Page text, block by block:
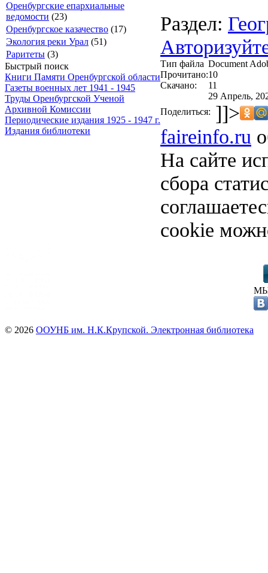
Оренбургские епархиальные
ведомости (23)
Оренбургское казачество (17)
Экология реки Урал (51)
Раритеты (3)
Быстрый поиск
Книги Памяти Оренбургской области
Газеты военных лет 1941 - 1945
Труды Оренбургской Ученой
Архивной Комиссии
Периодические издания 1925 - 1947 г.
Издания библиотеки
Раздел:
Тип файла Document
Прочитано:10
Скачано:
11
29 Апрель,
Поделиться: ]]>
faireinfo.ru
На сайте
сбора
cookie
© 2026 ООУНБ им. Н.К.Крупской. Электронная библиотека